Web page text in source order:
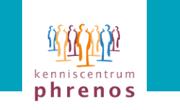
Phrenos
website